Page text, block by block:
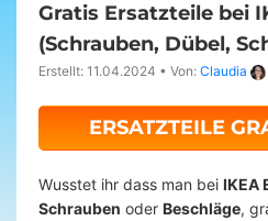
Gratis Ersatzteile bei
(Schrauben, Dübel,
Erstellt: 11.04.2024 • Von: Claudia
ERSATZTEILE
Wusstet ihr dass man bei IKEA
Schrauben oder Beschläge,